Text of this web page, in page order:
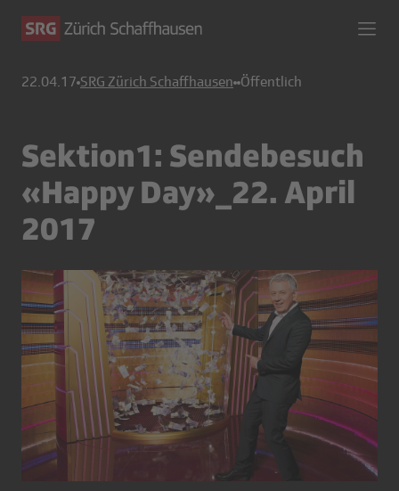
22.04.17 SRG Zürich Schaffhausen Öffentlich
Sektion1: Sendebesuch
«Happy Day»_22. April
2017